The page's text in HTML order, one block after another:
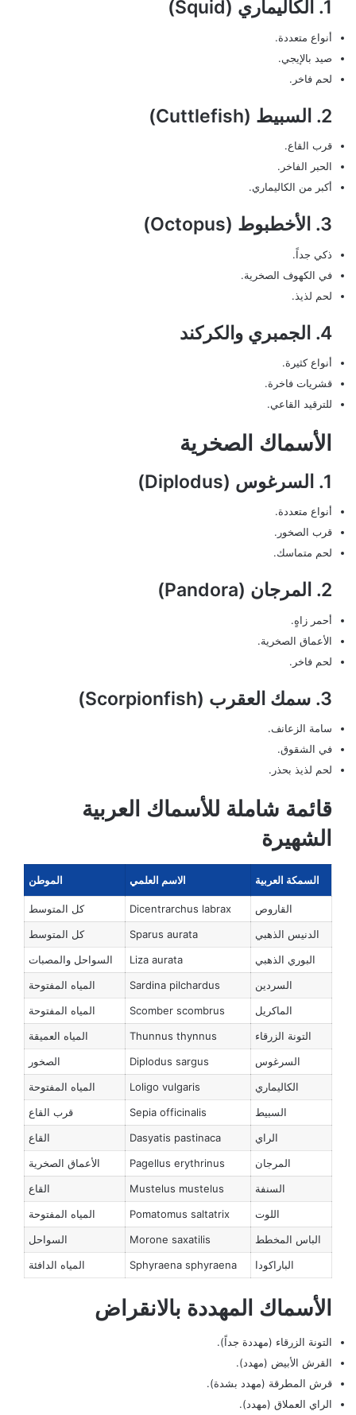
1. الكاليماري (Squid)
أنواع متعددة.
صيد بالإيجي.
لحم فاخر.
2. السبيط (Cuttlefish)
قرب القاع.
الحبر الفاخر.
أكبر من الكاليماري.
3. الأخطبوط (Octopus)
ذكي جداً.
في الكهوف الصخرية.
لحم لذيذ.
4. الجمبري والكركند
أنواع كثيرة.
قشريات فاخرة.
للترقيد القاعي.
الأسماك الصخرية
1. السرغوس (Diplodus)
أنواع متعددة.
قرب الصخور.
لحم متماسك.
2. المرجان (Pandora)
أحمر زاهٍ.
الأعماق الصخرية.
لحم فاخر.
3. سمك العقرب (Scorpionfish)
سامة الزعانف.
في الشقوق.
لحم لذيذ بحذر.
قائمة شاملة للأسماك العربية
الشهيرة
السمكة العربية الاسم العلمي الموطن
القاروص Dicentrarchus labrax
كل المتوسط
الدنيس الذهبي
Sparus aurata
كل المتوسط
البوري الذهبي
Liza aurata
السواحل والمصبات
السردين
Sardina pilchardus
المياه المفتوحة
الماكريل
Scomber scombrus
المياه المفتوحة
التونة الزرقاء
Thunnus thynnus
المياه العميقة
السرغوس
Diplodus sargus
الصخور
الكاليماري
Loligo vulgaris
المياه المفتوحة
السبيط
Sepia officinalis
قرب القاع
الراي
Dasyatis pastinaca
القاع
المرجان
Pagellus erythrinus
الأعماق الصخرية
السنفة
Mustelus mustelus
القاع
اللوت
Pomatomus saltatrix
المياه المفتوحة
الباس المخطط
Morone saxatilis
السواحل
الباراكودا
Sphyraena sphyraena المياه الدافئة
الأسماك المهددة بالانقراض
التونة الزرقاء (مهددة جداً).
القرش الأبيض (مهدد).
قرش المطرقة (مهدد بشدة).
الراي العملاق (مهدد).